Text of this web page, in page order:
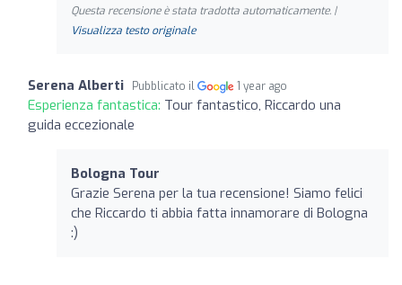
Questa recensione è stata tradotta automaticamente. |
Visualizza testo originale
Serena Alberti Pubblicato il 1 year ago
Esperienza fantastica: Tour fantastico, Riccardo una
guida eccezionale
Bologna Tour
Grazie Serena per la tua recensione! Siamo felici
che Riccardo ti abbia fatta innamorare di Bologna
:)